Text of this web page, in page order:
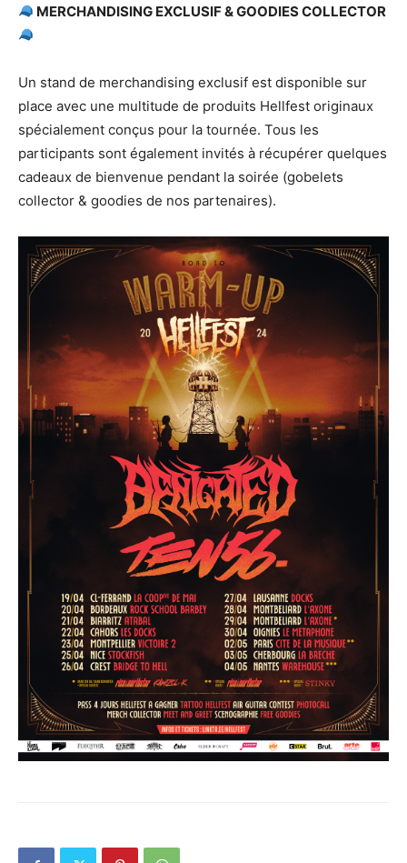
MERCHANDISING EXCLUSIF & GOODIES COLLECTOR
Un stand de merchandising exclusif est disponible sur
place avec une multitude de produits Hellfest originaux
spécialement conçus pour la tournée. Tous les
participants sont également invités à récupérer quelques
cadeaux de bienvenue pendant la soirée (gobelets
collector & goodies de nos partenaires).